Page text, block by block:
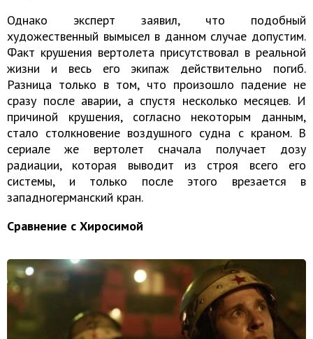
Однако эксперт заявил, что подобный
художественный вымысел в данном случае допустим.
Факт крушения вертолета присутствовал в реальной
жизни и весь его экипаж действительно погиб.
Разница только в том, что произошло падение не
сразу после аварии, а спустя несколько месяцев. И
причиной крушения, согласно некоторым данным,
стало столкновение воздушного судна с краном. В
сериале же вертолет сначала получает дозу
радиации, которая выводит из строя всего его
системы, и только после этого врезается в
западногерманский кран.
Сравнение с Хиросимой